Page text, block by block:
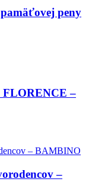
peny
FLORENCE –
–